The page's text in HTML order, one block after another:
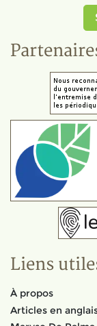
Liens
À propos
Articles en